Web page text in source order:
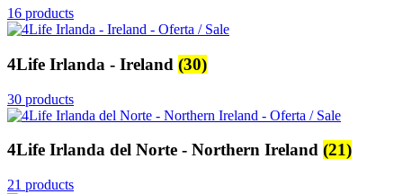
16 products
4Life Irlanda - Ireland (30)
30 products
4Life Irlanda del Norte - Northern Ireland (21)
21 products